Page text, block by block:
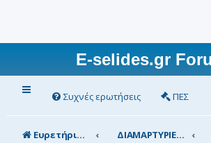
E-selides.gr
Συχνές ερωτήσεις ΠΕΣ
Ευρετήριο Δ. Συζήτησης ΔΙΑΜΑΡΤΥΡΙΕΣ